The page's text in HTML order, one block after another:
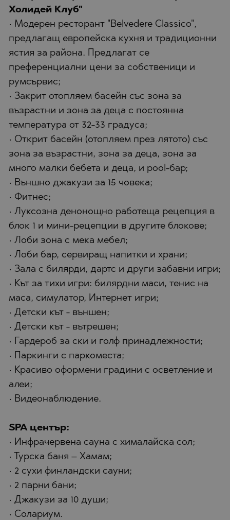
Холидей Клуб"
• Модерен ресторант "Belvedere Classico",
предлагащ европейска кухня и традиционни
ястия за района. Предлагат се
преференциални цени за собственици и
румсървис;
• Закрит отопляем басейн със зона за
възрастни и зона за деца с постоянна
температура от 32-33 градуса;
• Открит басейн (отопляем през лятото) със
зона за възрастни, зона за деца, зона за
много малки бебета и деца, и pool-бар;
• Външно джакузи за 15 човека;
• Фитнес;
• Луксозна денонощно работеща рецепция в
блок 1 и мини-рецепции в другите блокове;
• Лоби зона с мека мебел;
• Лоби бар, сервиращ напитки и храни;
• Зала с билярди, дартс и други забавни игри;
• Кът за тихи игри: билярдни маси, тенис на
маса, симулатор, Интернет игри;
• Детски кът - външен;
• Детски кът - вътрешен;
• Гардероб за ски и голф принадлежности;
• Паркинги с паркоместа;
• Красиво оформени градини с осветление и
алеи;
• Видеонаблюдение.
SPA център:
• Инфрачервена сауна с хималайска сол;
• Турска баня – Хамам;
• 2 сухи финландски сауни;
• 2 парни бани;
• Джакузи за 10 души;
• Солариум.